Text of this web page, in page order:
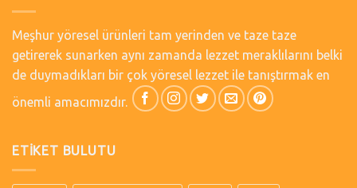
Meşhur yöresel ürünleri tam yerinden ve taze taze
getirerek sunarken aynı zamanda lezzet meraklılarını belki
de duymadıkları bir çok yöresel lezzet ile tanıştırmak en
önemli amacımızdır.
ETIKET BULUTU